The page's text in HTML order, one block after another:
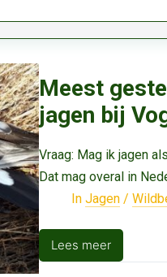
weer
houtduiven
verjagen
Noord-
Holland
Meest
jagen bij
Vraag: Mag ik jagen
Dat mag overal in
In Jagen /
Lees meer
Meest